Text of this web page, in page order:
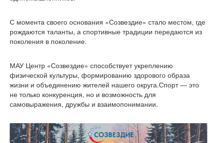
С момента своего основания «Созвездие» стало местом, где
рождаются таланты, а спортивные традиции передаются из
поколения в поколение.
МАУ Центр «Созвездие» способствует укреплению
физической культуры, формированию здорового образа
жизни и объединению жителей нашего округа.Спорт — это
не только конкуренция, но и возможность для
самовыражения, дружбы и взаимопонимании.